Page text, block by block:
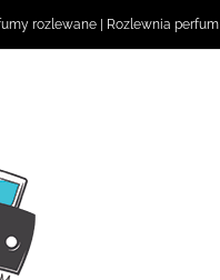
rozlewane Rozlewnia perfum